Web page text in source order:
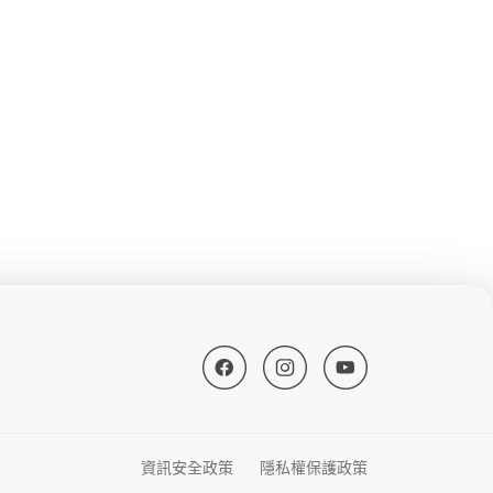
資訊安全政策 隱私權保護政策